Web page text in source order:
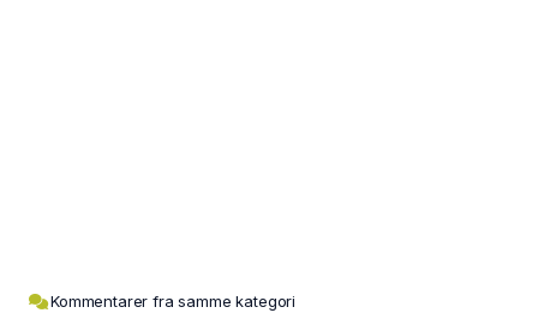
Kommentarer fra samme kategori